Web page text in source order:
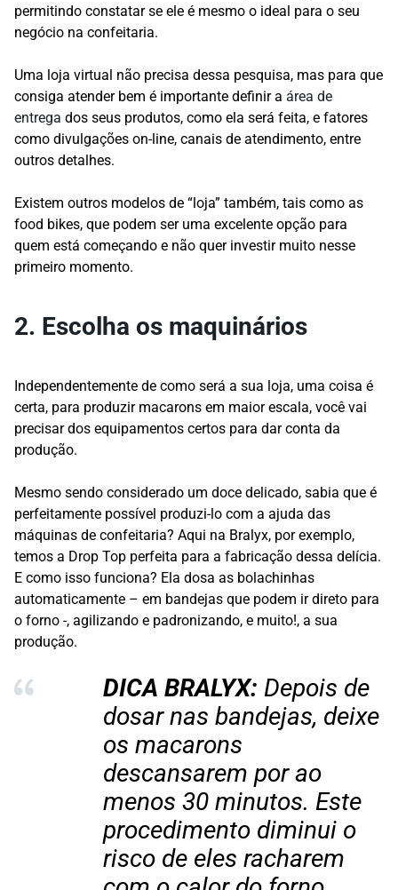
permitindo constatar se ele é mesmo o ideal para o seu
negócio na confeitaria.
Uma loja virtual não precisa dessa pesquisa, mas para que
consiga atender bem é importante definir a área de
entrega dos seus produtos, como ela será feita, e fatores
como divulgações on-line, canais de atendimento, entre
outros detalhes.
Existem outros modelos de “loja” também, tais como as
food bikes, que podem ser uma excelente opção para
quem está começando e não quer investir muito nesse
primeiro momento.
2. Escolha os maquinários
Independentemente de como será a sua loja, uma coisa é
certa, para produzir macarons em maior escala, você vai
precisar dos equipamentos certos para dar conta da
produção.
Mesmo sendo considerado um doce delicado, sabia que é
perfeitamente possível produzi-lo com a ajuda das
máquinas de confeitaria? Aqui na Bralyx, por exemplo,
temos a Drop Top perfeita para a fabricação dessa delícia.
E como isso funciona? Ela dosa as bolachinhas
automaticamente – em bandejas que podem ir direto para
o forno -, agilizando e padronizando, e muito!, a sua
produção.
DICA BRALYX: Depois de
dosar nas bandejas, deixe
os macarons
descansarem por ao
menos 30 minutos. Este
procedimento diminui o
risco de eles racharem